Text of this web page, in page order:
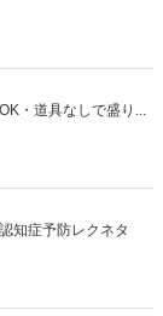
・道具なしで盛り...
知症予防レクネタ